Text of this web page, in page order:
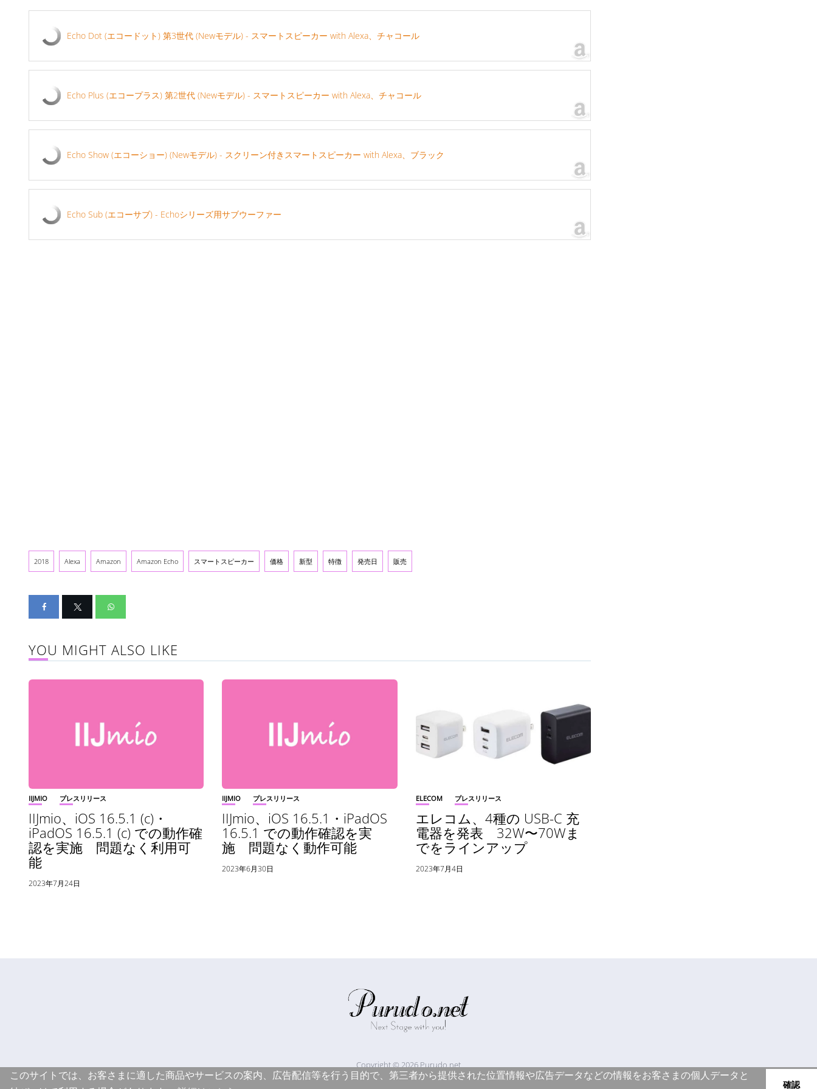
Echo Dot (エコードット) 第3世代 (Newモデル) - スマートスピーカー with Alexa、チャコール
Echo Plus (エコープラス) 第2世代 (Newモデル) - スマートスピーカー with Alexa、チャコール
Echo Show (エコーショー) (Newモデル) - スクリーン付きスマートスピーカー with Alexa、ブラック
Echo Sub (エコーサブ) - Echoシリーズ用サブウーファー
2018 Alexa Amazon Amazon Echo スマートスピーカー 価格 新型 特徴 発売日 販売
YOU MIGHT ALSO LIKE
IIJMIO プレスリリース
IIJmio、iOS 16.5.1 (c)・
iPadOS 16.5.1 (c) での動作確
認を実施 問題なく利用可
能
2023年7月24日
IIJMIO プレスリリース
IIJmio、iOS 16.5.1・iPadOS
16.5.1 での動作確認を実
施 問題なく動作可能
2023年6月30日
ELECOM プレスリリース
エレコム、4種の USB-C 充
電器を発表 32W〜70Wま
でをラインアップ
2023年7月4日
Copyright © 2026 Purudo.net
このサイトでは、お客さまに適した商品やサービスの案内、広告配信等を行う目的で、第三者から提供された位置情報や広告データなどの情報をお客さまの個人データと
確認